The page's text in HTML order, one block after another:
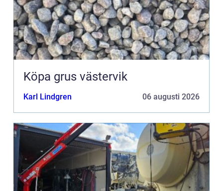
Köpa grus västervik
Karl Lindgren 06 augusti 2026